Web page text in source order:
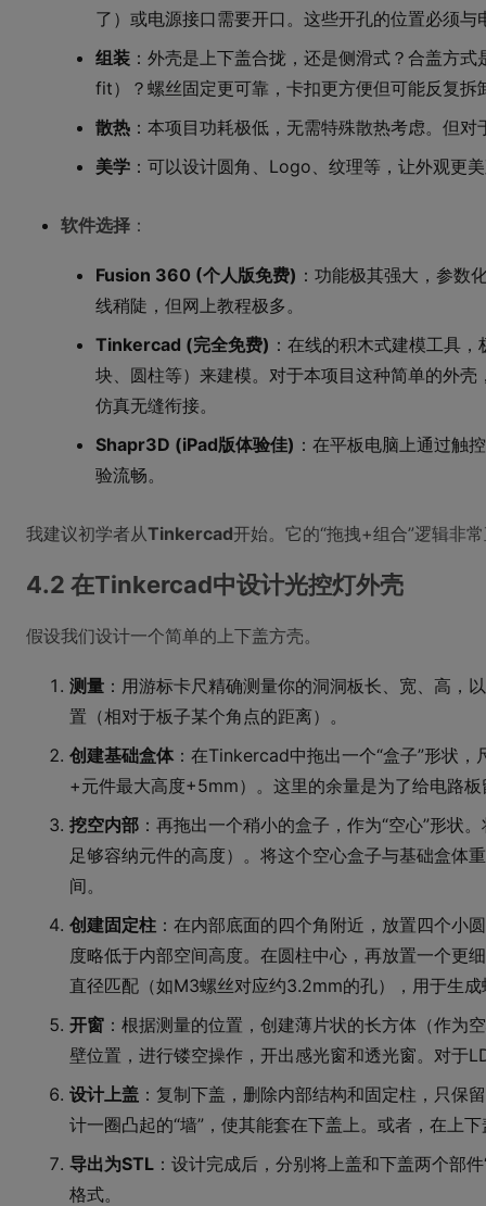
了）或电源接口需要开口。这些开孔的位置必须与
组装 ：外壳是上下盖合拢，还是侧滑式？合盖方
fit）？螺丝固定更可靠，卡扣更方便但可能反复拆
散热 ：本项目功耗极低，无需特殊散热考虑。但
美学 ：可以设计圆角、Logo、纹理等，让外观更
软件选择 ：
Fusion 360 (个人版免费) ：功能极其强大，参数
线稍陡，但网上教程极多。
Tinkercad (完全免费) ：在线的积木式建模工具
块、圆柱等）来建模。对于本项目这种简单的外
仿真无缝衔接。
Shapr3D (iPad版体验佳) ：在平板电脑上通过触
验流畅。
我建议初学者从Tinkercad开始。它的“拖拽+组合”逻辑非
4.2 在Tinkercad中设计光控灯外壳
假设我们设计一个简单的上下盖方壳。
测量 ：用游标卡尺精确测量你的洞洞板长、宽、高，
置（相对于板子某个角点的距离）。
创建基础盒体：在Tinkercad中拖出一个“盒子”形状
+元件最大高度+5mm）。这里的余量是为了给电路
挖空内部 ：再拖出一个稍小的盒子，作为“空心”形状
足够容纳元件的高度）。将这个空心盒子与基础盒体
间。
创建固定柱 ：在内部底面的四个角附近，放置四个小
度略低于内部空间高度。在圆柱中心，再放置一个更
直径匹配（如M3螺丝对应约3.2mm的孔），用于生
开窗 ：根据测量的位置，创建薄片状的长方体（作为
壁位置，进行镂空操作，开出感光窗和透光窗。对于
设计上盖 ：复制下盖，删除内部结构和固定柱，只保
计一圈凸起的“墙”，使其能套在下盖上。或者，在上
导出为STL ：设计完成后，分别将上盖和下盖两个部
格式。